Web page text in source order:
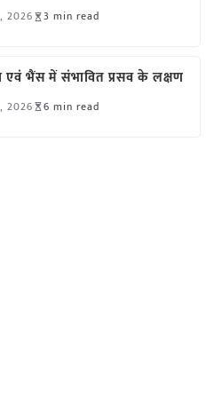
2026 3 min read
एवं भैंस में संभावित प्रसव के लक्षण
2026 6 min read